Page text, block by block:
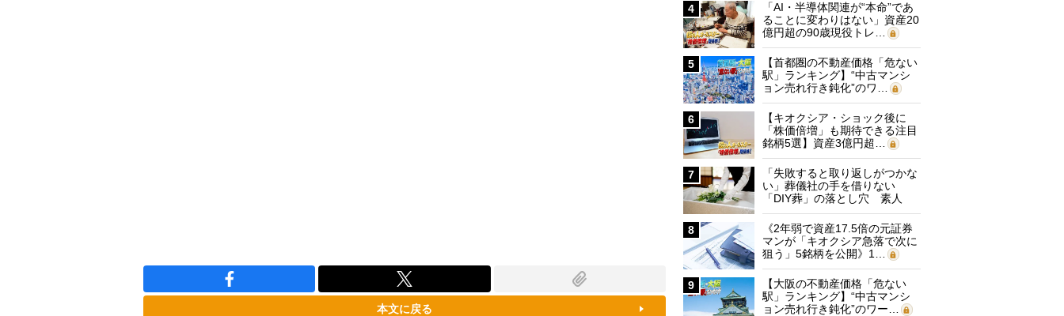
本文に戻る
4
「AI・半導体関連が“本命”であ
ることに変わりはない」資産20
億円超の90歳現役トレ…
5
【首都圏の不動産価格「危ない
駅」ランキング】“中古マンシ
ョン売れ行き鈍化”のワ…
6
【キオクシア・ショック後に
「株価倍増」も期待できる注目
銘柄5選】資産3億円超…
7
「失敗すると取り返しがつかな
い」葬儀社の手を借りない
「DIY葬」の落とし穴 素人
に…
8
《2年弱で資産17.5倍の元証券
マンが「キオクシア急落で次に
狙う」5銘柄を公開》1…
9
【大阪の不動産価格「危ない
駅」ランキング】“中古マンシ
ョン売れ行き鈍化”のワー…